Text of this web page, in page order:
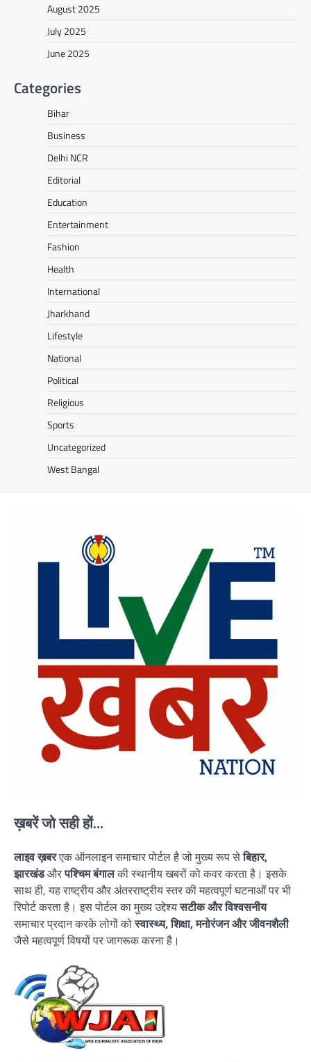
August 2025
July 2025
June 2025
Categories
Bihar
Business
Delhi NCR
Editorial
Education
Entertainment
Fashion
Health
International
Jharkhand
Lifestyle
National
Political
Religious
Sports
Uncategorized
West Bangal
ख़बरें जो सही हों...
लाइव ख़बरएक ऑनलाइन समाचार पोर्टल है जो मुख्य रूप सेबिहार,
झारखंडऔरपश्चिम बंगालकी स्थानीय खबरों को कवर करता है। इसके
साथ ही, यह राष्ट्रीय और अंतरराष्ट्रीय स्तर की महत्वपूर्ण घटनाओं पर भी
रिपोर्ट करता है। इस पोर्टल का मुख्य उद्देश्यसटीक और विश्वसनीय
समाचार प्रदान करके लोगों कोस्वास्थ्य, शिक्षा, मनोरंजन और जीवनशैली
जैसे महत्वपूर्ण विषयों पर जागरूक करना है।